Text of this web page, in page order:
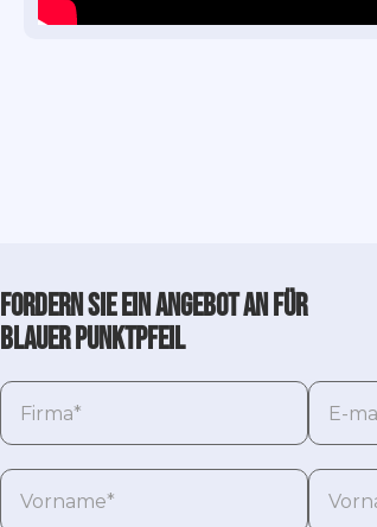
Fordern Sie ein Angebot an für
Blauer Punktpfeil